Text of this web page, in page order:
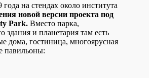
на стендах около института
новой версии проекта под
Park. Вместо парка,
здания и планетария там есть
дома, гостиница, многоярусная
павильоны: